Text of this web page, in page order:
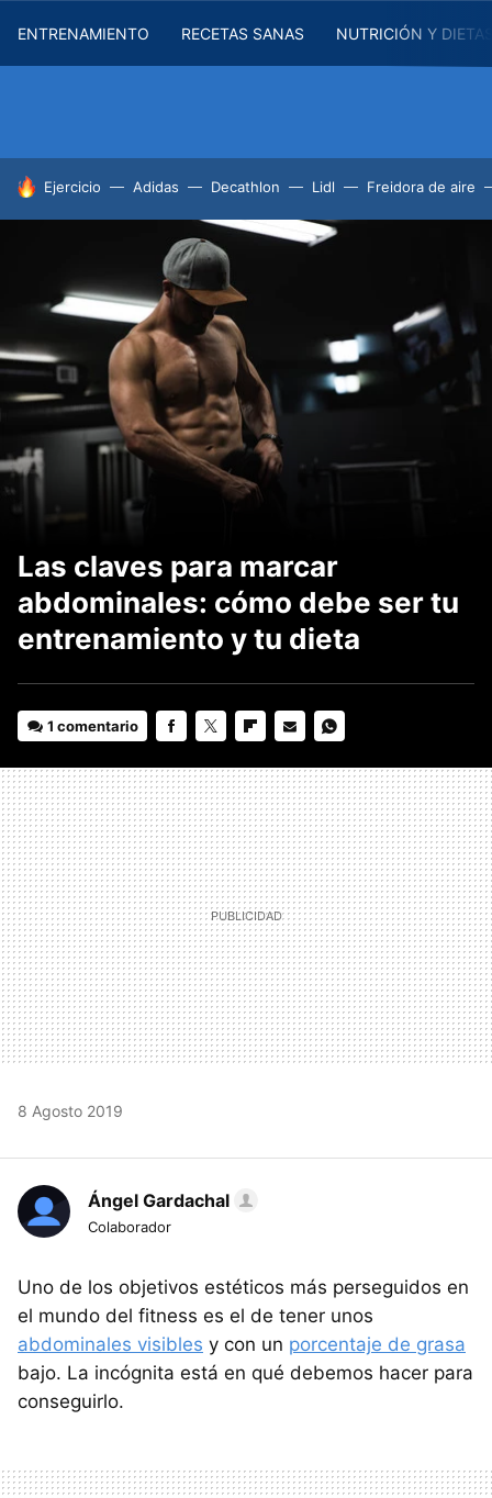
ENTRENAMIENTO RECETAS SANAS NUTRICIÓN Y
HOY SE HABLA DE
Ejercicio Adidas Decathlon Lidl Freidora de aire
Las claves para marcar
abdominales: cómo debe ser tu
entrenamiento y tu dieta
1 comentario
MAIL
8 Agosto 2019
Ángel Gardachal
Colaborador
Uno de los objetivos estéticos más perseguidos en
el mundo del fitness es el de tener unos
abdominales visibles y con un porcentaje de grasa
bajo. La incógnita está en qué debemos hacer para
conseguirlo.